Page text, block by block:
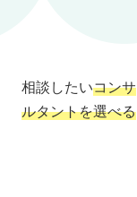
相談したいコンサ
ルタントを選べる